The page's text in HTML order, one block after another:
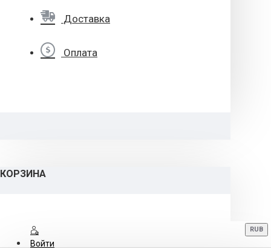
Доставка
Оплата
КОРЗИНА
Войти
RUB